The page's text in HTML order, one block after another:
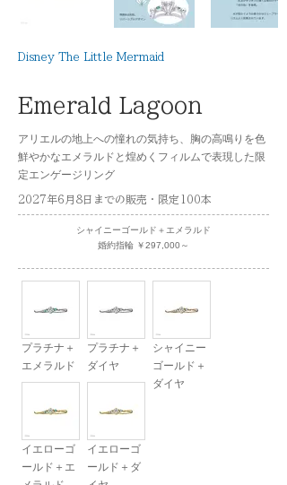
Disney The Little Mermaid
Emerald Lagoon
アリエルの地上への憧れの気持ち、胸の高鳴りを色
鮮やかなエメラルドと煌めくフィルムで表現した限
定エンゲージリング
2027年6月8日までの販売・限定100本
シャイニーゴールド＋エメラルド
婚約指輪 ￥297,000～
プラチナ＋
エメラルド
イエローゴ
ールド＋エ
プラチナ＋
ダイヤ
イエローゴ
ールド＋ダ
シャイニー
ゴールド＋
ダイヤ